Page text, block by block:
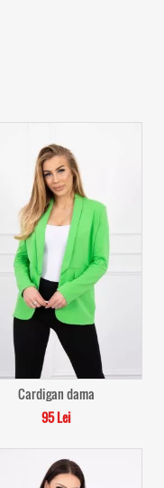
Cardigan dama
95 Lei